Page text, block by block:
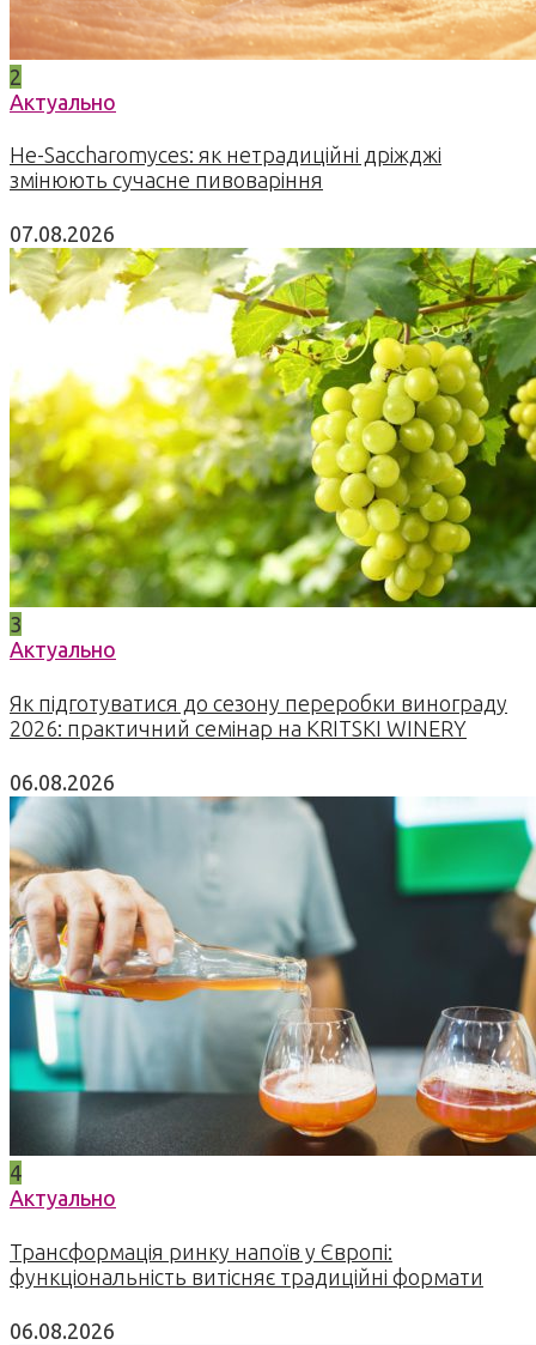
2
Актуально
Не-Saccharomyces: як нетрадиційні дріжджі
змінюють сучасне пивоваріння
07.08.2026
3
Актуально
Як підготуватися до сезону переробки винограду
2026: практичний семінар на KRITSKI WINERY
06.08.2026
4
Актуально
Трансформація ринку напоїв у Європі:
функціональність витісняє традиційні формати
06.08.2026